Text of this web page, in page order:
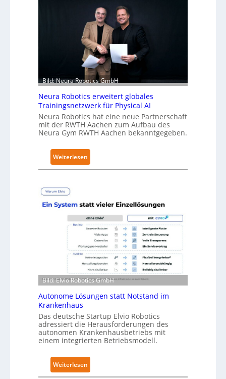
e
r
h
ä
l
t
S
e
c
u
r
t
y
v
e
l
2
-
Z
e
t
f
i
z
e
r
Bild: Neura Robotics GmbH
Neura Robotics erweitert globales
Trainingsnetzwerk für Physical AI
Neura Robotics hat eine neue Partnerschaft
mit der RWTH Aachen zum Aufbau des
Neura Gym RWTH Aachen bekanntgegeben.
Weiterlesen:
N
a
R
o
o
t
i
c
s
r
w
e
t
e
Bild: Elvio Robotics GmbH
Autonome Lösungen statt Notstand im
Krankenhaus
Das deutsche Startup Elvio Robotics
adressiert die Herausforderungen des
autonomen Krankenhausbetriebs mit
einem integrierten Betriebsmodell.
Weiterlesen:
A